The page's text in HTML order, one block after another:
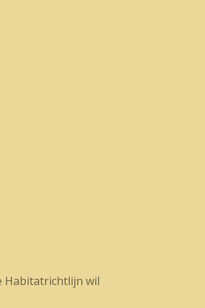
Habitatrichtlijn wil